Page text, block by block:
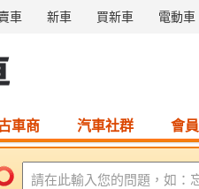
車 新車 買新車 電動車
車商 汽車社群 會
請在此輸入您的問題，如：